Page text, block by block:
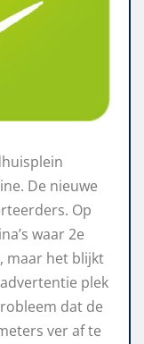
De nieuwe
Op
waar 2e
maar het blijkt
plek
dat de
ver af te